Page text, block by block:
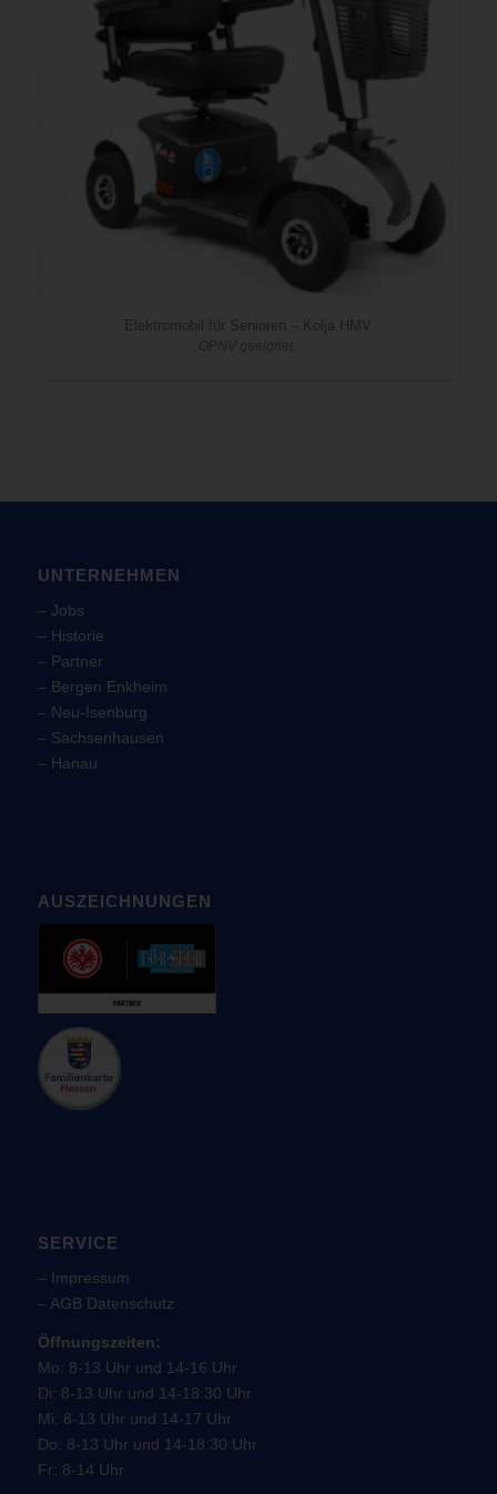
Elektromobil für Senioren – Kolja HMV
ÖPNV geeignet.
UNTERNEHMEN
– Jobs
– Historie
– Partner
– Bergen Enkheim
– Neu-Isenburg
– Sachsenhausen
– Hanau
AUSZEICHNUNGEN
SERVICE
– Impressum
– AGB Datenschutz
Öffnungszeiten:
Mo: 8-13 Uhr und 14-16 Uhr
Di: 8-13 Uhr und 14-18:30 Uhr
Mi: 8-13 Uhr und 14-17 Uhr
Do: 8-13 Uhr und 14-18:30 Uhr
Fr: 8-14 Uhr